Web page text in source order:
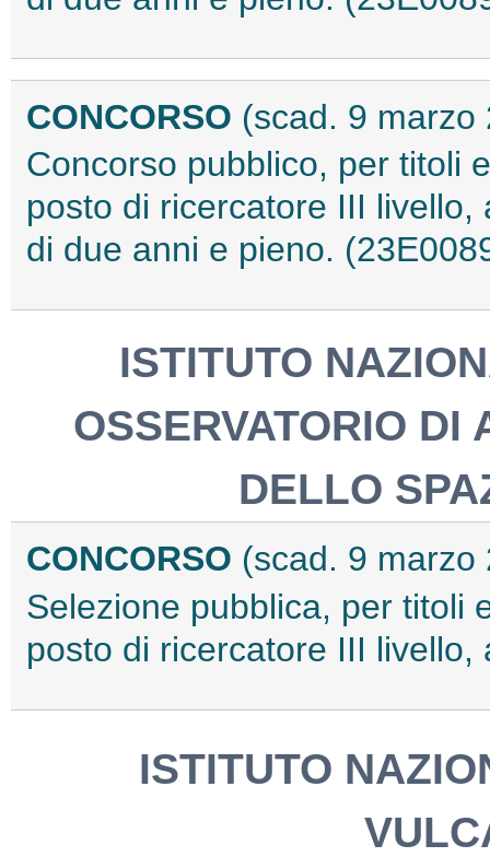
CONCORSO (scad. 9 marzo
Concorso pubblico, per titoli
posto di ricercatore III
di due anni e pieno.
ISTITUTO
OSSERVATORIO DI
DELLO
CONCORSO (scad. 9 marzo
Selezione pubblica, per titoli
posto di ricercatore III
ISTITUTO